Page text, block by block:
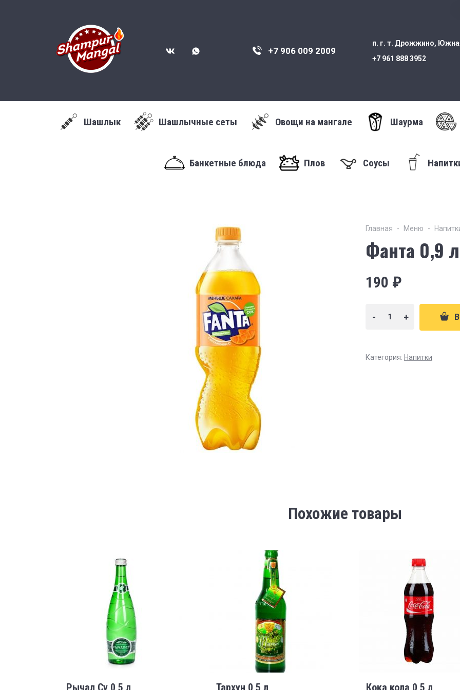
+7 906 009 2009
п. г. т. Дрожжино,
+7 961 888 3952
Шашлык Шашлычные сеты Овощи на мангале Шаурма
Банкетные блюда Плов Соусы
Главная Меню
Фанта 0,9 л
190 ₽
- +
Категория: Напитки
Похожие товары
Рычал Су 0,5 л
Тархун 0,5 л
Кока кола 0,5 л